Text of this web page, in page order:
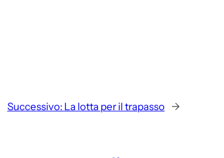
Successivo: La lotta per il trapasso →